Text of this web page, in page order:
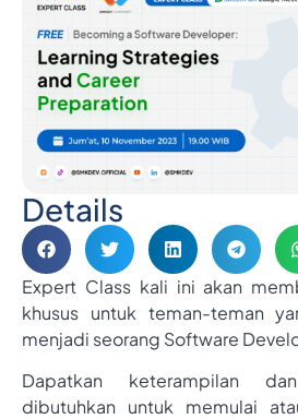
Details
Expert Class kali ini akan
khusus untuk teman-teman
menjadi seorang Software
Dapatkan keterampilan
dibutuhkan untuk memulai